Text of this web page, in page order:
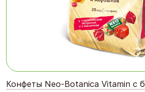
Конфеты Neo-Botanica Vitamin с